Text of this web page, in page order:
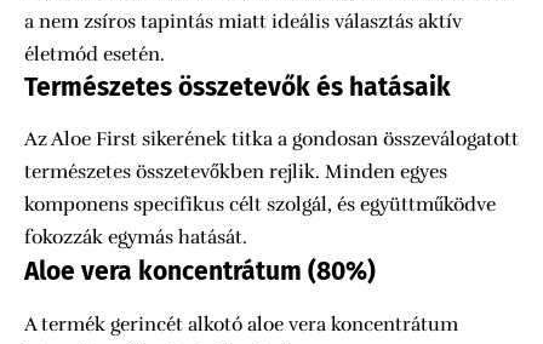
a nem zsíros tapintás miatt ideális választás aktív
életmód esetén.
Természetes összetevők és hatásaik
Az Aloe First sikerének titka a gondosan összeválogatott
természetes összetevőkben rejlik. Minden egyes
komponens specifikus célt szolgál, és együttműködve
fokozzák egymás hatását.
Aloe vera koncentrátum (80%)
A termék gerincét alkotó aloe vera koncentrátum